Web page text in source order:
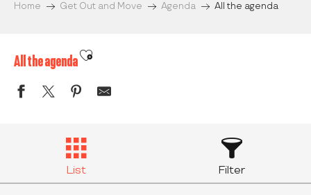
Home Get Out and Move Agenda All the agenda
All the agendaAjouter aux favoris
List Filter